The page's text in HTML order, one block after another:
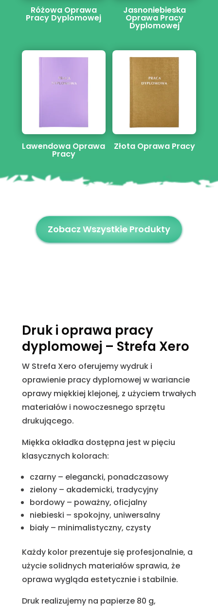
Różowa Oprawa
Pracy Dyplomowej
Jasnoniebieska
Oprawa Pracy
Dyplomowej
Lawendowa Oprawa
Pracy
Złota Oprawa Pracy
Zobacz Wszystkie Produkty
Druk i oprawa pracy
dyplomowej – Strefa Xero
W Strefa Xero oferujemy wydruk i
oprawienie pracy dyplomowej w wariancie
oprawy miękkiej klejonej, z użyciem trwałych
materiałów i nowoczesnego sprzętu
drukującego.
Miękka okładka dostępna jest w pięciu
klasycznych kolorach:
czarny – elegancki, ponadczasowy
zielony – akademicki, tradycyjny
bordowy – poważny, oficjalny
niebieski – spokojny, uniwersalny
biały – minimalistyczny, czysty
Każdy kolor prezentuje się profesjonalnie, a
użycie solidnych materiałów sprawia, że
oprawa wygląda estetycznie i stabilnie.
Druk realizujemy na papierze 80 g,